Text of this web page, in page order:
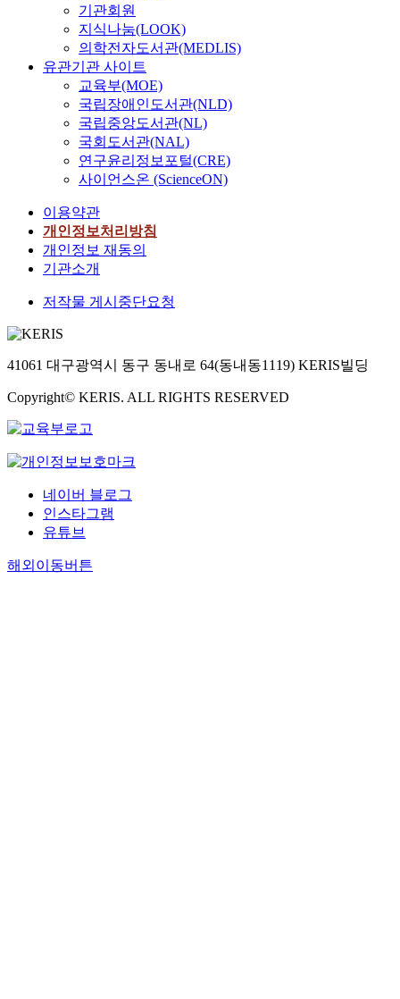
기관회원
지식나눔(LOOK)
의학전자도서관(MEDLIS)
유관기관 사이트
교육부(MOE)
국립장애인도서관(NLD)
국립중앙도서관(NL)
국회도서관(NAL)
연구윤리정보포털(CRE)
사이언스온 (ScienceON)
이용약관
개인정보처리방침
개인정보 재동의
기관소개
저작물 게시중단요청
41061 대구광역시 동구 동내로 64(동내동1119) KERIS빌딩
Copyright© KERIS. ALL RIGHTS RESERVED
네이버 블로그
인스타그램
유튜브
해외이동버튼